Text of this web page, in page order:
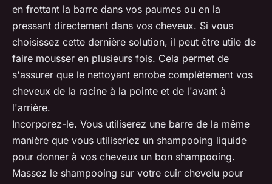
en frottant la barre dans vos paumes ou en la
pressant directement dans vos cheveux. Si vous
choisissez cette dernière solution, il peut être utile de
faire mousser en plusieurs fois. Cela permet de
s'assurer que le nettoyant enrobe complètement vos
cheveux de la racine à la pointe et de l'avant à
l'arrière.
Incorporez-le. Vous utiliserez une barre de la même
manière que vous utiliseriez un shampooing liquide
pour donner à vos cheveux un bon shampooing.
Massez le shampooing sur votre cuir chevelu pour